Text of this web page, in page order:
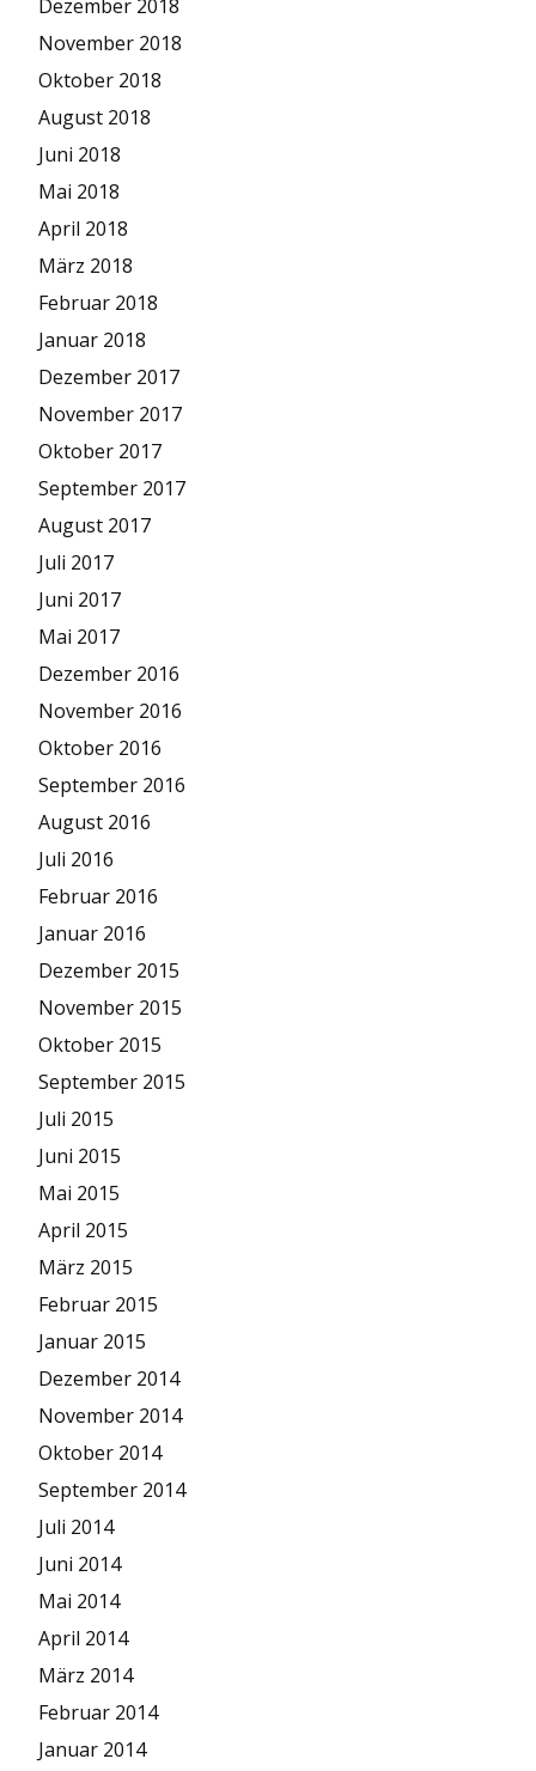
Dezember 2018
November 2018
Oktober 2018
August 2018
Juni 2018
Mai 2018
April 2018
März 2018
Februar 2018
Januar 2018
Dezember 2017
November 2017
Oktober 2017
September 2017
August 2017
Juli 2017
Juni 2017
Mai 2017
Dezember 2016
November 2016
Oktober 2016
September 2016
August 2016
Juli 2016
Februar 2016
Januar 2016
Dezember 2015
November 2015
Oktober 2015
September 2015
Juli 2015
Juni 2015
Mai 2015
April 2015
März 2015
Februar 2015
Januar 2015
Dezember 2014
November 2014
Oktober 2014
September 2014
Juli 2014
Juni 2014
Mai 2014
April 2014
März 2014
Februar 2014
Januar 2014